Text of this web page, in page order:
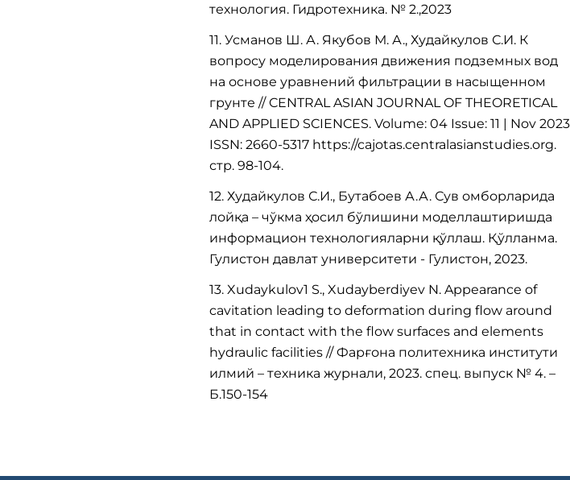
технология. Гидротехника. № 2.,2023
11. Усманов Ш. А. Якубов М. А., Худайкулов С.И. К
вопросу моделирования движения подземных вод
на основе уравнений фильтрации в насыщенном
грунте // CENTRAL ASIAN JOURNAL OF THEORETICAL
AND APPLIED SCIENCES. Volume: 04 Issue: 11 | Nov 2023
ISSN: 2660-5317 https://cajotas.centralasianstudies.org.
стр. 98-104.
12. Худайкулов С.И., Бутабоев А.А. Сув омборларида
лойқа – чўкма ҳосил бўлишини моделлаштиришда
информацион технологияларни қўллаш. Қўлланма.
Гулистон давлат университети - Гулистон, 2023.
13. Xudaykulov1 S., Xudayberdiyev N. Appearance of
cavitation leading to deformation during flow around
that in contact with the flow surfaces and elements
hydraulic facilities // Фарғона политехника институти
илмий – техника журнали, 2023. спец. выпуск № 4. –
Б.150-154